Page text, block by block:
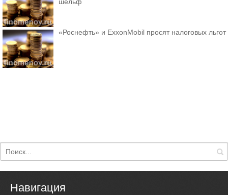
«Роснефть» и ExxonMobil просят налоговых льгот
Навигация